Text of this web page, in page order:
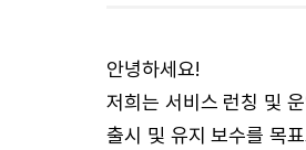
안녕하세요!
저희는 서비스 런칭 및
출시 및 유지 보수를 목